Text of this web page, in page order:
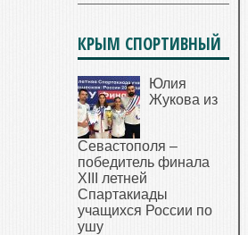
КРЫМ СПОРТИВНЫЙ
Юлия
Жукова из
Севастополя –
победитель финала
XIII летней
Спартакиады
учащихся России по
ушу